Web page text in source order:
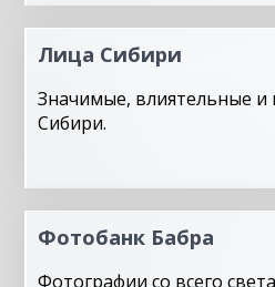
Лица Сибири
Значимые, влиятельные и
Сибири.
Фотобанк Бабра
Фотографии со всего